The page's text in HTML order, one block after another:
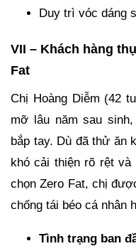
Duy trì vóc dáng
VII – Khách hàng
Fat
Chị Hoàng Diễm (42
mỡ lâu năm sau
bắp tay. Dù đã thử ăn
khó cải thiện rõ rệt
chọn Zero Fat, chị
chống tái béo cá nhân
Tình trạng ban